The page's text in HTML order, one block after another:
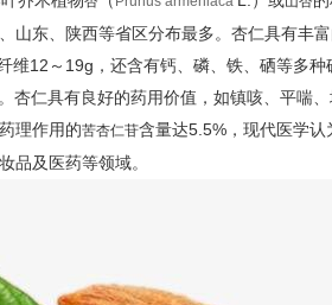
山东、陕西等省区分布最多。杏仁具有丰
维12～19g，还含有钙、磷、铁、硒等多
杏仁具有良好的药用价值，如镇咳、平喘
理作用的苦杏仁苷含量达5.5%，现代医学
品及医药等领域。